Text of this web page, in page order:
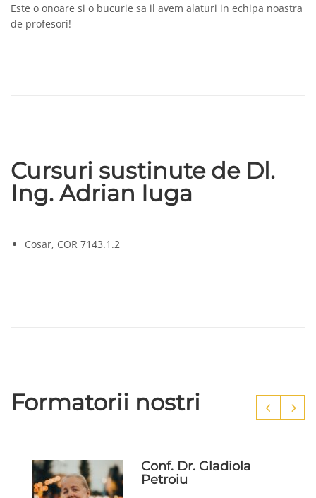
Este o onoare si o bucurie sa il avem alaturi in echipa noastra
de profesori!
Cursuri sustinute de Dl.
Ing. Adrian Iuga
Cosar, COR 7143.1.2
Formatorii nostri
Conf. Dr. Gladiola
Petroiu